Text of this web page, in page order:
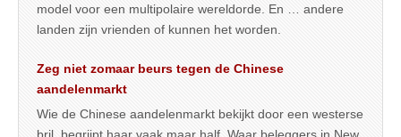
model voor een multipolaire wereldorde. En … andere
landen zijn vrienden of kunnen het worden.
Zeg niet zomaar beurs tegen de Chinese
aandelenmarkt
Wie de Chinese aandelenmarkt bekijkt door een westerse
bril, begrijpt haar vaak maar half. Waar beleggers in New